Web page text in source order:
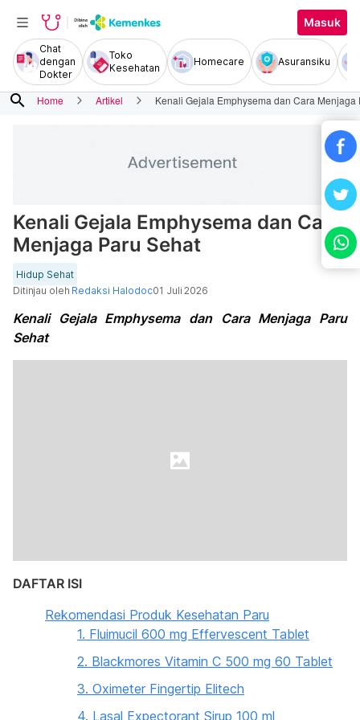
Masuk
Chat
dengan
Dokter
Toko
Kesehatan
Homecare Asuransiku
search Home Artikel Kenali Gejala Emphysema dan Cara Menjaga
Kenali Gejala Emphysema dan Cara
Menjaga Paru Sehat
Hidup Sehat
Ditinjau oleh Redaksi Halodoc01 Juli 2026
Kenali Gejala Emphysema dan Cara Menjaga Paru
Sehat
DAFTAR ISI
Rekomendasi Produk Kesehatan Paru
1. Fluimucil 600 mg Effervescent Tablet
2. Blackmores Vitamin C 500 mg 60 Tablet
3. Oximeter Fingertip Elitech
4. Lasal Expectorant Sirup 100 ml